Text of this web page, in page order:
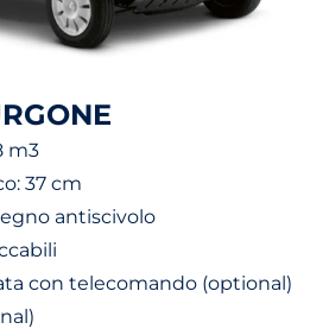
m3
37 cm
antiscivolo
con telecomando (optional)